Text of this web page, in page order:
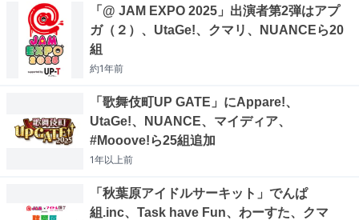
「@ JAM EXPO 2025」出演者第2弾はアプ
ガ（２）、UtaGe!、クマリ、NUANCEら20
組
約1年前
「歌舞伎町UP GATE」にAppare!、
UtaGe!、NUANCE、マイディア、
#Mooove!ら25組追加
1年以上前
「秋葉原アイドルサーキット」でんぱ
組.inc、Task have Fun、わーすた、クマ